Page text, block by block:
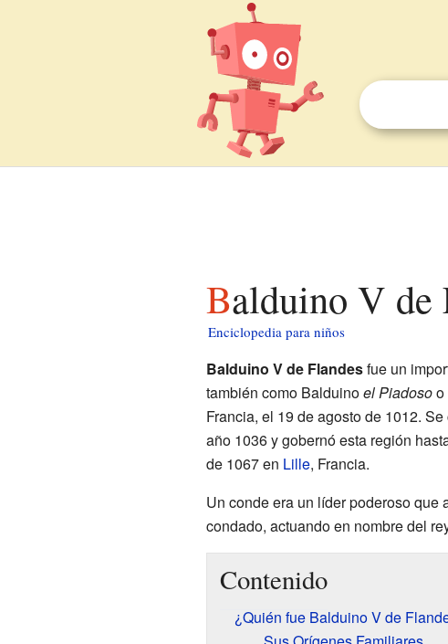
Balduino V
Enciclopedia para niños
Balduino V de Flandesfue un
también como Balduinoel Piadosoo
Francia, el 19 de agosto de 1012.
año 1036 y gobernó esta región
de 1067 en Lille, Francia.
Un conde era un líder poderoso que
condado, actuando en nombre del
Contenido
¿Quién fue Balduino V de